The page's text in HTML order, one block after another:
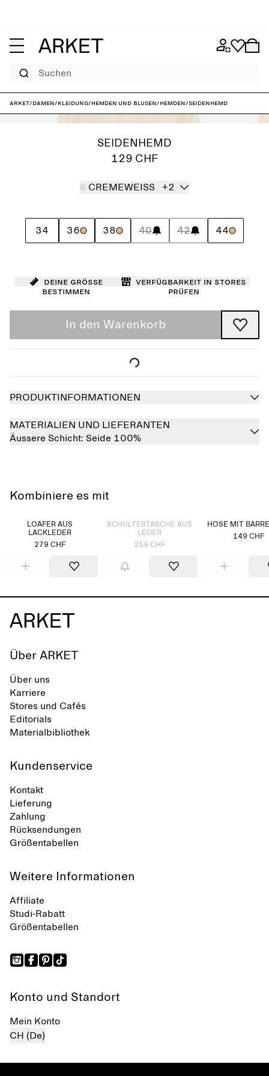
Suchen
ARKET/Damen/Kleidung/Hemden und Blusen/Hemden/Seidenhemd
SEIDENHEMD
129 CHF
CREMEWEISS +2
34 36 38 40 42 44
Deine Größe
bestimmen
Verfügbarkeit in Stores
prüfen
In den Warenkorb
PRODUKTINFORMATIONEN
MATERIALIEN UND LIEFERANTEN
Äussere Schicht: Seide 100%
Kombiniere es mit
LOAFER AUS
LACKLEDER
279 CHF
SCHULTERTASCHE AUS
LEDER
259 CHF
HOSE MIT
149 CHF
Über ARKET
Über uns
Karriere
Stores und Cafés
Editorials
Materialbibliothek
Kundenservice
Kontakt
Lieferung
Zahlung
Rücksendungen
Größentabellen
Weitere Informationen
Affiliate
Studi-Rabatt
Größentabellen
Konto und Standort
Mein Konto
CH (De)